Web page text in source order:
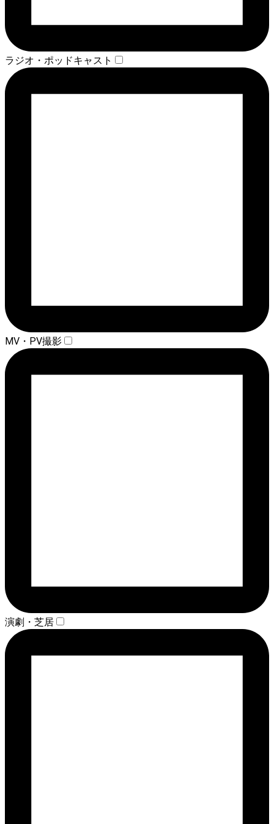
ラジオ・ポッドキャスト
MV・PV撮影
演劇・芝居